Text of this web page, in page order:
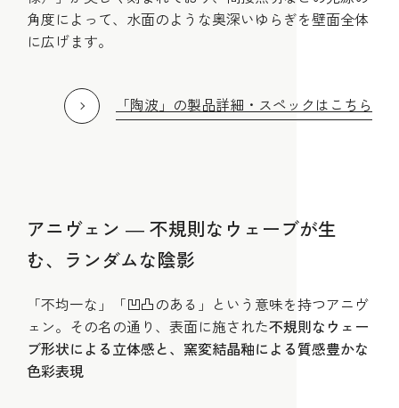
角度によって、水面のような奥深いゆらぎを壁面全体
に広げます。
「陶波」の製品詳細・スペックはこちら
アニヴェン ― 不規則なウェーブが生
む、ランダムな陰影
「不均一な」「凹凸のある」という意味を持つアニヴ
ェン。その名の通り、表面に施された不規則なウェー
ブ形状による立体感と、窯変結晶釉による質感豊かな
色彩表現